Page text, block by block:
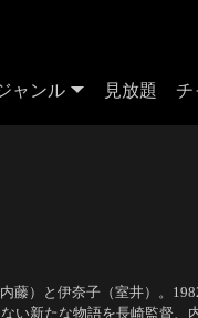
ャンル 見放題 チ
藤）と伊奈子（室井）。
い新たな物語を長崎監督、